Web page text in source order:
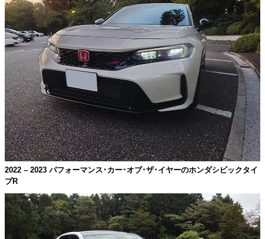
2022 – 2023 パフォーマンス･カー･オブ･ザ･イヤーのホンダシビックタイ
プR